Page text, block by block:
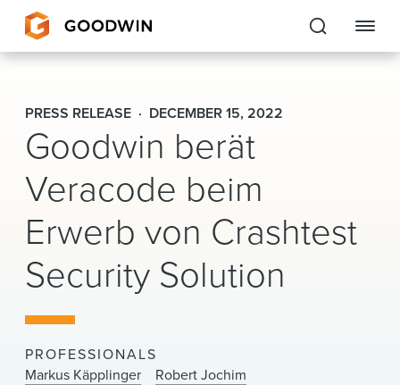
Goodwin
EXPERTISE
PEOPLE
CAREERS
About Us
Locations
PRESS RELEASE DECEMBER 15, 2022
Goodwin berät
Veracode beim
Erwerb von Crashtest
Security Solution
PROFESSIONALS
Markus Käpplinger
Robert Jochim